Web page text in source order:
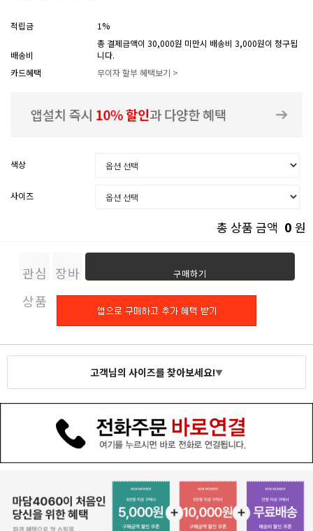
적립금 1%
배송비
총 결제금액이 30,000원 미만시 배송비 3,000원이 청구됩
니다.
카드혜택
무이자 할부 혜택보기 >
색상
사이즈
총 상품 금액 0 원
관심
상품
장바
구니
구매하기
고객님의 사이즈를 찾아보세요!▼